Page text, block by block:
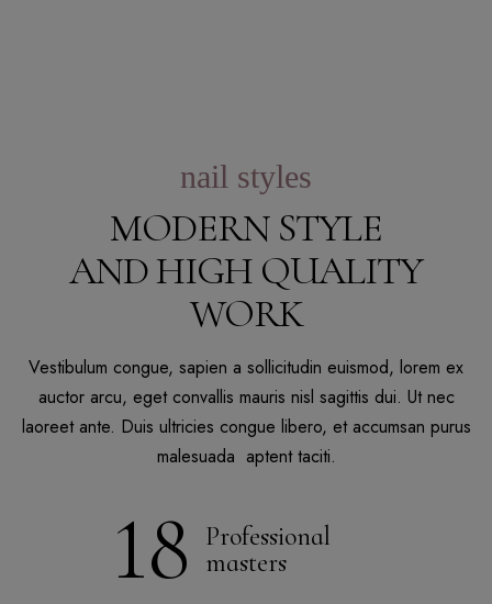
nail styles
MODERN STYLE
AND HIGH QUALITY
WORK
Vestibulum congue, sapien a sollicitudin euismod, lorem ex
auctor arcu, eget convallis mauris nisl sagittis dui. Ut nec
laoreet ante. Duis ultricies congue libero, et accumsan purus
malesuada aptent taciti.
18
Professional
masters